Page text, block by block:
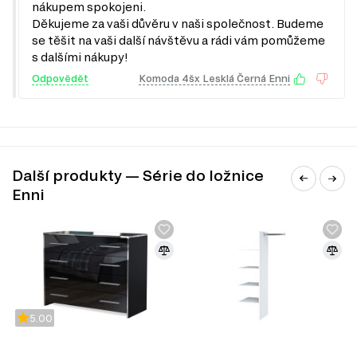
Informace o sérii nábytku
Sada 4D Enni je součástí modulového systému série do
ložnice Enni, která zahrnuje celkem 11 produktů. Tento
systém nabízí širokou škálu možností pro vybavení vaší
Noční stolky
Zrcadla
nákupem spokojeni.
Děkujeme za vaši důvěru v naši společnost. Budeme
se těšit na vaši další návštěvu a rádi vám pomůžeme
s dalšími nákupy!
Odpovědět Komoda 4šx Lesklá Černá Enni
Další produkty — Série do ložnice
Enni
5.00